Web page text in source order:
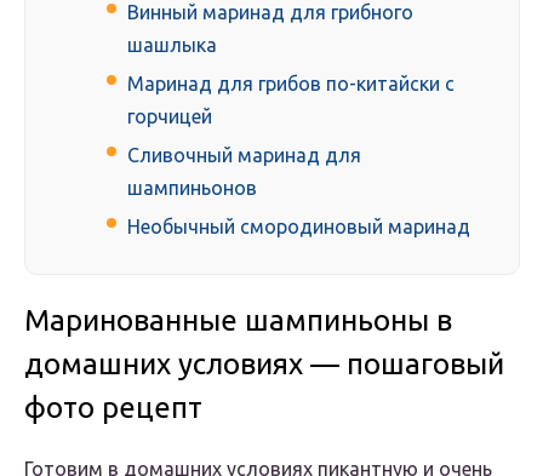
Винный маринад для грибного
шашлыка
Маринад для грибов по-китайски с
горчицей
Сливочный маринад для
шампиньонов
Необычный смородиновый маринад
Маринованные шампиньоны в
домашних условиях — пошаговый
фото рецепт
Готовим в домашних условиях пикантную и очень